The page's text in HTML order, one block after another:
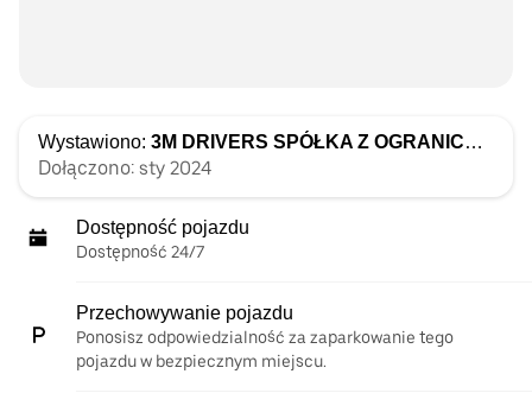
Wystawiono: 3M DRIVERS SPÓŁKA Z OGRANICZONĄ ODPOWIEDZIALNOŚCIĄ
Dołączono: sty 2024
Dostępność pojazdu
Dostępność 24/7
Przechowywanie pojazdu
Ponosisz odpowiedzialność za zaparkowanie tego
pojazdu w bezpiecznym miejscu.